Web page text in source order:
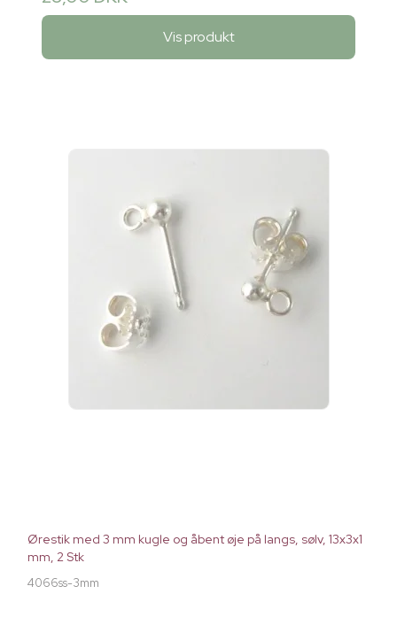
Vis produkt
Ørestik med 3 mm kugle og åbent øje på langs, sølv, 13x3x1
mm, 2 Stk
4066ss-3mm